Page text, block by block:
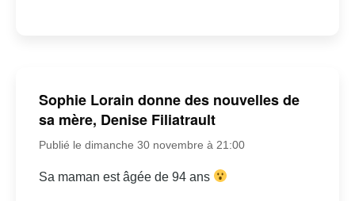
Sophie Lorain donne des nouvelles de
sa mère, Denise Filiatrault
Publié le dimanche 30 novembre à 21:00
Sa maman est âgée de 94 ans